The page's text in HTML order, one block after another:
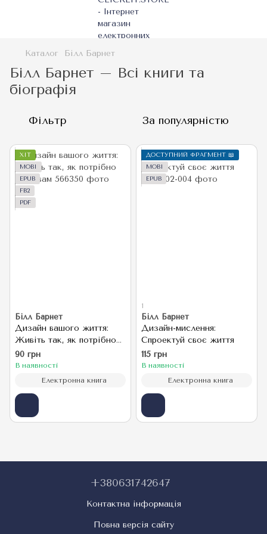
Каталог Білл Барнет
Білл Барнет – Всі книги та
біографія
Фільтр За популярністю
ХІТ
MOBI
EPUB
FB2
PDF
Білл Барнет
Дизайн вашого життя:
Живіть так, як потрібно
саме вам
90 грн
В наявності
Електронна книга
ДОСТУПНИЙ ФРАГМЕНТ 📖
MOBI
EPUB
1
Білл Барнет
Дизайн-мислення:
Спроектуй своє життя
115 грн
В наявності
Електронна книга
+380631742647
Контактна інформація
Повна версія сайту